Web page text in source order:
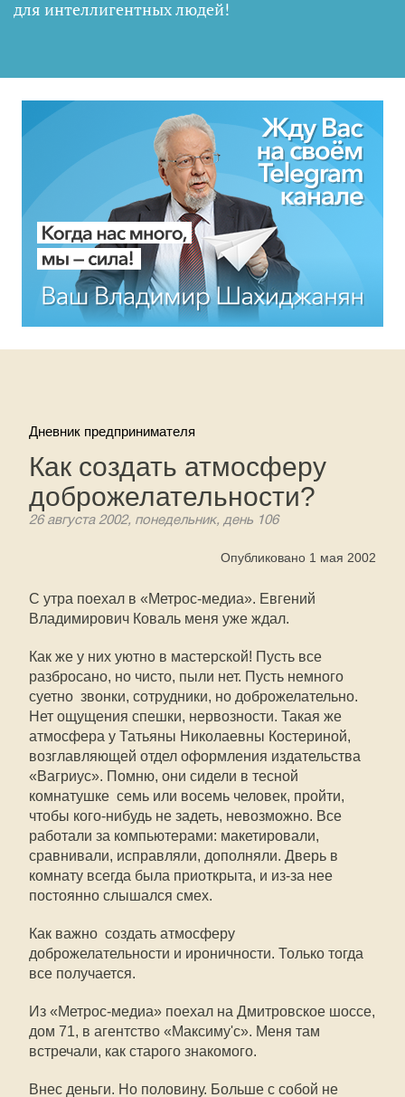
для интеллигентных людей!
Дневник предпринимателя
Как создать атмосферу
доброжелательности?
26 августа 2002, понедельник, день 106
Опубликовано 1 мая 2002
С утра поехал в «Метрос-медиа». Евгений
Владимирович Коваль меня уже ждал.
Как же у них уютно в мастерской! Пусть все
разбросано, но чисто, пыли нет. Пусть немного
суетно  звонки, сотрудники, но доброжелательно.
Нет ощущения спешки, нервозности. Такая же
атмосфера у Татьяны Николаевны Костериной,
возглавляющей отдел оформления издательства
«Вагриус». Помню, они сидели в тесной
комнатушке  семь или восемь человек, пройти,
чтобы кого-нибудь не задеть, невозможно. Все
работали за компьютерами: макетировали,
сравнивали, исправляли, дополняли. Дверь в
комнату всегда была приоткрыта, и из-за нее
постоянно слышался смех.
Как важно  создать атмосферу
доброжелательности и ироничности. Только тогда
все получается.
Из «Метрос-медиа» поехал на Дмитровское шоссе,
дом 71, в агентство «Максиму'с». Меня там
встречали, как старого знакомого.
Внес деньги. Но половину. Больше с собой не